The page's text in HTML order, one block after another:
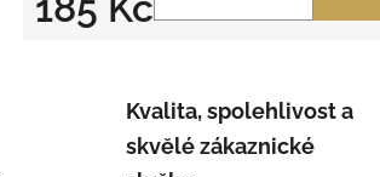
Kvalita, spolehlivost a
skvělé zákaznické